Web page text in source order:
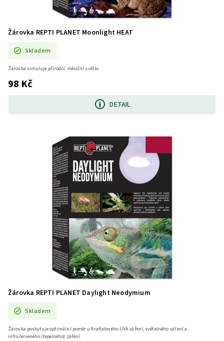
Žárovka REPTI PLANET Moonlight HEAT
Skladem
98 Kč
DETAIL
Žárovka simuluje přírodní měsíční světlo.
Žárovka REPTI PLANET Daylight Neodymium
Skladem
Žárovka poskytuje optimální poměr ultrafialového UVA záření, světelného záření a
infračerveného (tepelného) záření.